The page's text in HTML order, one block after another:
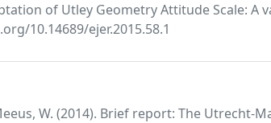
of Utley Geometry Attitude Scale:
10.14689/ejer.2015.58.1
W. (2014). Brief report: The Utrecht-